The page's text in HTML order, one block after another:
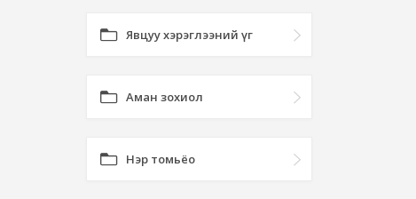
Явцуу хэрэглээний үг
Аман зохиол
Нэр томьёо